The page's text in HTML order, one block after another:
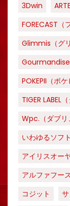
3Dwin
FORECAST（
Glimmis（グリ
Gourmandise
POKEPII（ポケ
TIGER LABEL
Wpc.（ダブリ
いわゆるソフ
アイリスオー
アルファフー
コジット